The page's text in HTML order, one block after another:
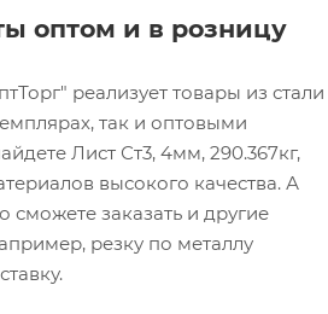
оптом и в розницу
реализует товары из стали
так и оптовыми
Лист Ст3, 4мм, 290.367кг,
высокого качества. А
сможете заказать и другие
резку по металлу